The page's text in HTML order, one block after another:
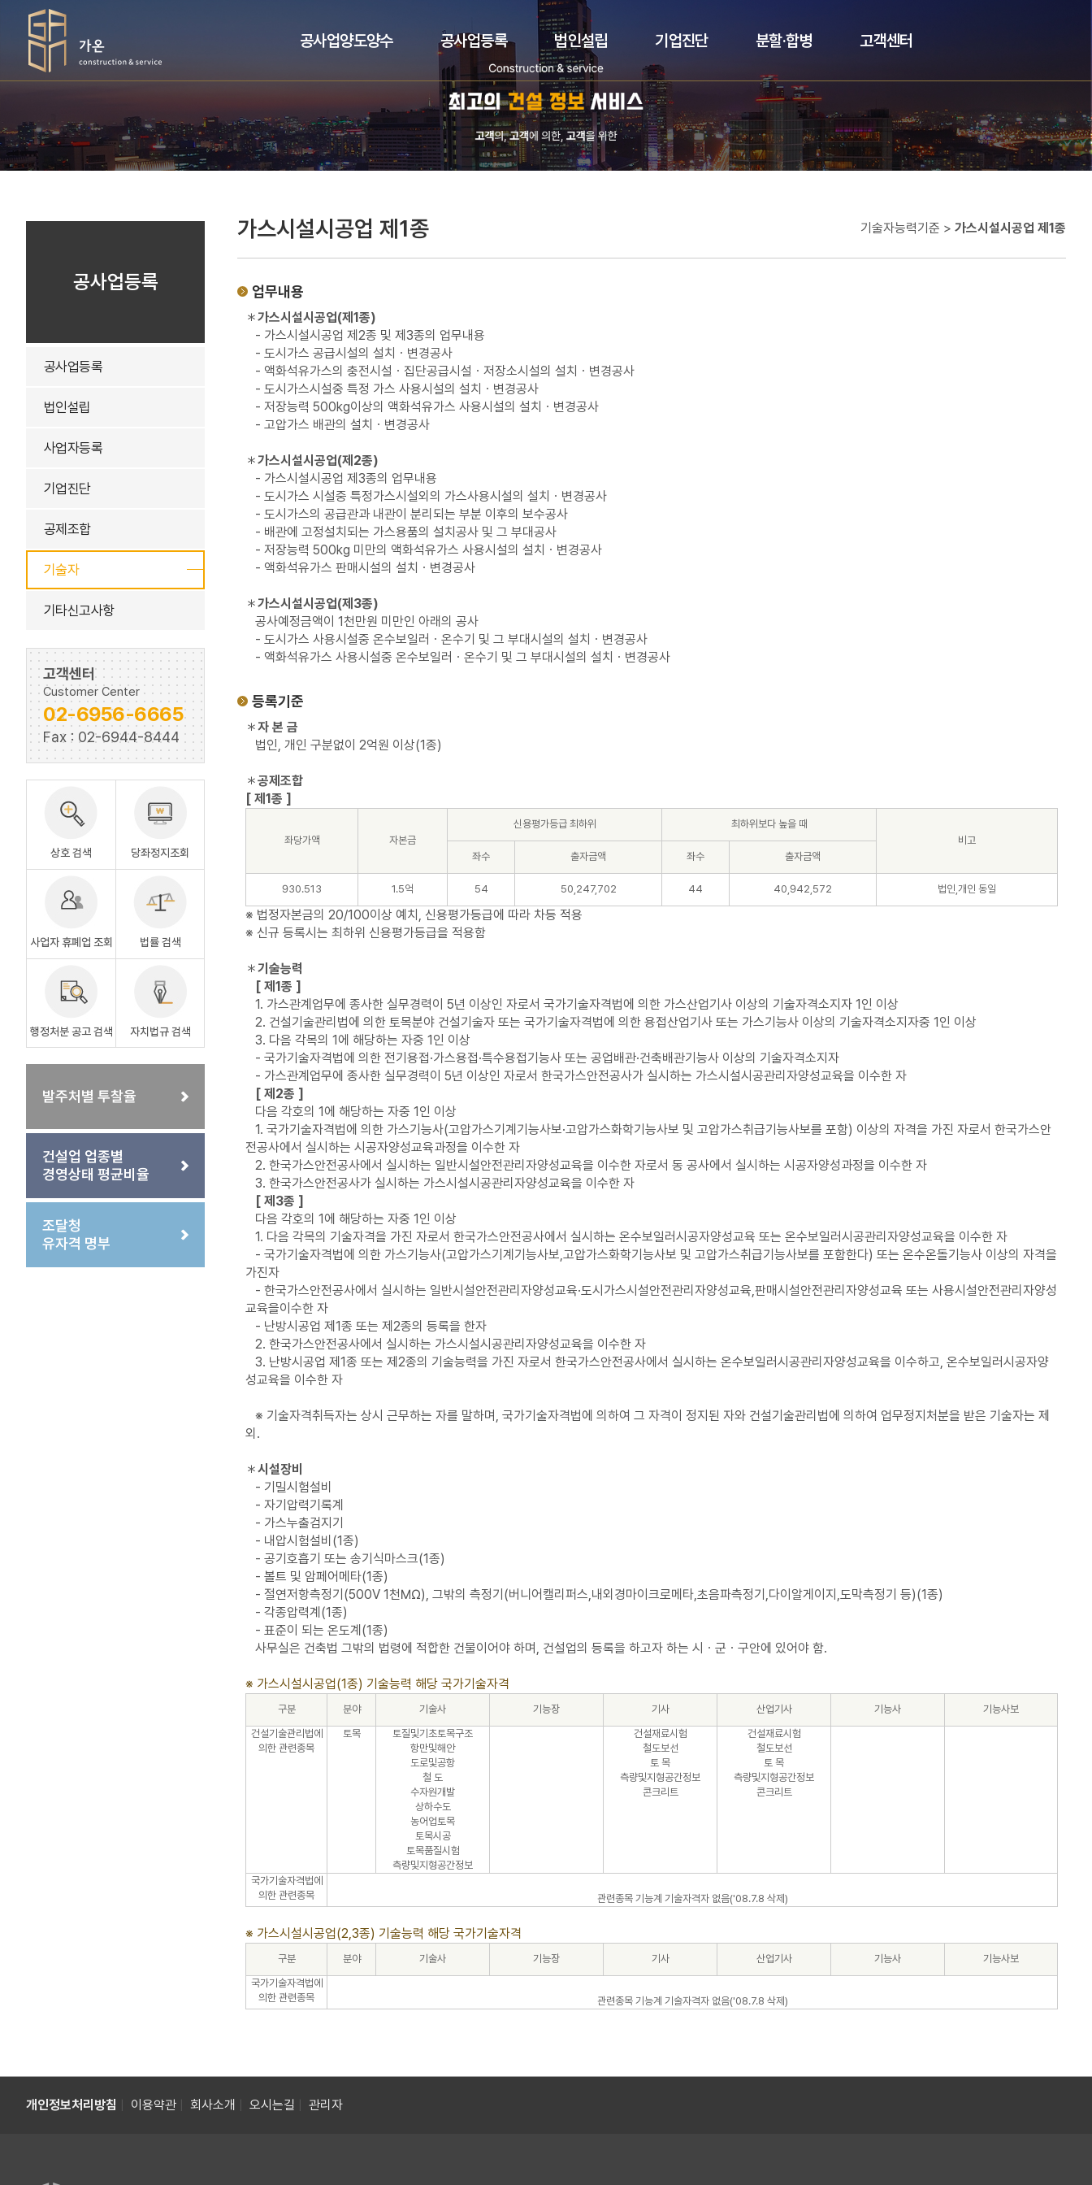
공사업양도양수 공사업등록 법인설립 기업진단 분할·합병 고객센터
공사업등록
공사업등록
법인설립
사업자등록
기업진단
공제조합
기술자
기타신고사항
고객센터
Customer Center
02-6956-6665
Fax : 02-6944-8444
상호 검색 당좌정지조회
사업자 휴폐업 조회 법률 검색
행정처분 공고 검색 자치법규 검색
발주처별 투찰율
건설업 업종별
경영상태 평균비율
조달청
유자격 명부
가스시설시공업 제1종 기술자능력기준 > 가스시설시공업 제1종
업무내용
＊가스시설시공업(제1종)
- 가스시설시공업 제2종 및 제3종의 업무내용
- 도시가스 공급시설의 설치ㆍ변경공사
- 액화석유가스의 충전시설ㆍ집단공급시설ㆍ저장소시설의 설치ㆍ변경공사
- 도시가스시설중 특정 가스 사용시설의 설치ㆍ변경공사
- 저장능력 500kg이상의 액화석유가스 사용시설의 설치ㆍ변경공사
- 고압가스 배관의 설치ㆍ변경공사
＊가스시설시공업(제2종)
- 가스시설시공업 제3종의 업무내용
- 도시가스 시설중 특정가스시설외의 가스사용시설의 설치ㆍ변경공사
- 도시가스의 공급관과 내관이 분리되는 부분 이후의 보수공사
- 배관에 고정설치되는 가스용품의 설치공사 및 그 부대공사
- 저장능력 500kg 미만의 액화석유가스 사용시설의 설치ㆍ변경공사
- 액화석유가스 판매시설의 설치ㆍ변경공사
＊가스시설시공업(제3종)
공사예정금액이 1천만원 미만인 아래의 공사
- 도시가스 사용시설중 온수보일러ㆍ온수기 및 그 부대시설의 설치ㆍ변경공사
- 액화석유가스 사용시설중 온수보일러ㆍ온수기 및 그 부대시설의 설치ㆍ변경공사
등록기준
＊자 본 금
법인, 개인 구분없이 2억원 이상(1종)
＊공제조합
[ 제1종 ]
좌당가액 자본금
신용평가등급 최하위
최하위보다 높을 때
비고
좌수
출자금액 좌수 출자금액
930.513 1.5억 54 50,247,702 44 40,942,572 법인,개인 동일
※ 법정자본금의 20/100이상 예치, 신용평가등급에 따라 차등 적용
※ 신규 등록시는 최하위 신용평가등급을 적용함
＊기술능력
[ 제1종 ]
1. 가스관계업무에 종사한 실무경력이 5년 이상인 자로서 국가기술자격법에 의한 가스산업기사 이상의 기술자격소지자 1인 이상
2. 건설기술관리법에 의한 토목분야 건설기술자 또는 국가기술자격법에 의한 용접산업기사 또는 가스기능사 이상의 기술자격소지자중 1인 이상
3. 다음 각목의 1에 해당하는 자중 1인 이상
- 국가기술자격법에 의한 전기용접·가스용접·특수용접기능사 또는 공업배관·건축배관기능사 이상의 기술자격소지자
- 가스관계업무에 종사한 실무경력이 5년 이상인 자로서 한국가스안전공사가 실시하는 가스시설시공관리자양성교육을 이수한 자
[ 제2종 ]
다음 각호의 1에 해당하는 자중 1인 이상
1. 국가기술자격법에 의한 가스기능사(고압가스기계기능사보·고압가스화학기능사보 및 고압가스취급기능사보를 포함) 이상의 자격을 가진 자로서 한국가스안
전공사에서 실시하는 시공자양성교육과정을 이수한 자
2. 한국가스안전공사에서 실시하는 일반시설안전관리자양성교육을 이수한 자로서 동 공사에서 실시하는 시공자양성과정을 이수한 자
3. 한국가스안전공사가 실시하는 가스시설시공관리자양성교육을 이수한 자
[ 제3종 ]
다음 각호의 1에 해당하는 자중 1인 이상
1. 다음 각목의 기술자격을 가진 자로서 한국가스안전공사에서 실시하는 온수보일러시공자양성교육 또는 온수보일러시공관리자양성교육을 이수한 자
- 국가기술자격법에 의한 가스기능사(고압가스기계기능사보,고압가스화학기능사보 및 고압가스취급기능사보를 포함한다) 또는 온수온돌기능사 이상의 자격을
가진자
- 한국가스안전공사에서 실시하는 일반시설안전관리자양성교육·도시가스시설안전관리자양성교육,판매시설안전관리자양성교육 또는 사용시설안전관리자양성
교육을이수한 자
- 난방시공업 제1종 또는 제2종의 등록을 한자
2. 한국가스안전공사에서 실시하는 가스시설시공관리자양성교육을 이수한 자
3. 난방시공업 제1종 또는 제2종의 기술능력을 가진 자로서 한국가스안전공사에서 실시하는 온수보일러시공관리자양성교육을 이수하고, 온수보일러시공자양
성교육을 이수한 자
※ 기술자격취득자는 상시 근무하는 자를 말하며, 국가기술자격법에 의하여 그 자격이 정지된 자와 건설기술관리법에 의하여 업무정지처분을 받은 기술자는 제
외.
＊시설장비
- 기밀시험설비
- 자기압력기록계
- 가스누출검지기
- 내압시험설비(1종)
- 공기호흡기 또는 송기식마스크(1종)
- 볼트 및 암페어메타(1종)
- 절연저항측정기(500V 1천㏁), 그밖의 측정기(버니어캘리퍼스,내외경마이크로메타,초음파측정기,다이알게이지,도막측정기 등)(1종)
- 각종압력계(1종)
- 표준이 되는 온도계(1종)
사무실은 건축법 그밖의 법령에 적합한 건물이어야 하며, 건설업의 등록을 하고자 하는 시ㆍ군ㆍ구안에 있어야 함.
※ 가스시설시공업(1종) 기술능력 해당 국가기술자격
구분 분야 기술사 기능장 기사 산업기사 기능사
기능사보
건설기술관리법에
의한 관련종목
토목
토질및기초토목구조
항만및해안
도로및공항
철 도
수자원개발
상하수도
농어업토목
토목시공
토목품질시험
측량및지형공간정보
건설재료시험
철도보선
토 목
측량및지형공간정보
콘크리트
건설재료시험
철도보선
토 목
측량및지형공간정보
콘크리트
국가기술자격법에
의한 관련종목
관련종목 기능계 기술자격자 없음('08.7.8 삭제)
※ 가스시설시공업(2,3종) 기술능력 해당 국가기술자격
구분 분야 기술사 기능장 기사 산업기사 기능사
기능사보
국가기술자격법에
의한 관련종목
관련종목 기능계 기술자격자 없음('08.7.8 삭제)
개인정보처리방침 이용약관 회사소개 오시는길 관리자